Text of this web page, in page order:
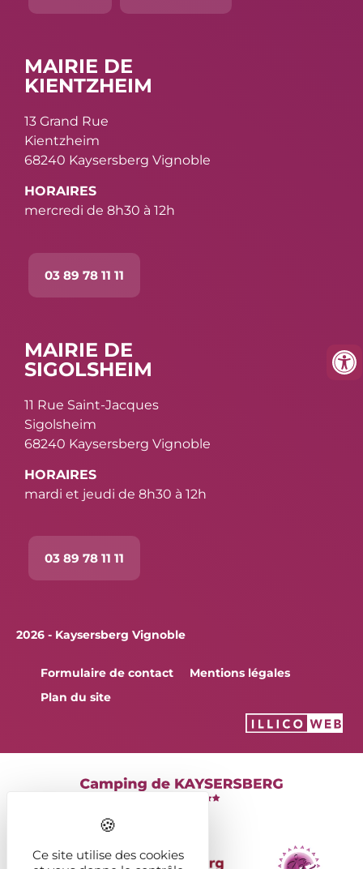
MAIRIE DE
KIENTZHEIM
13 Grand Rue
Kientzheim
68240 Kaysersberg Vignoble
HORAIRES
mercredi de 8h30 à 12h
03 89 78 11 11
MAIRIE DE
SIGOLSHEIM
11 Rue Saint-Jacques
Sigolsheim
68240 Kaysersberg Vignoble
HORAIRES
mardi et jeudi de 8h30 à 12h
03 89 78 11 11
2026 - Kaysersberg Vignoble
Formulaire de contact
Mentions légales
Plan du site
Ce site utilise des cookies